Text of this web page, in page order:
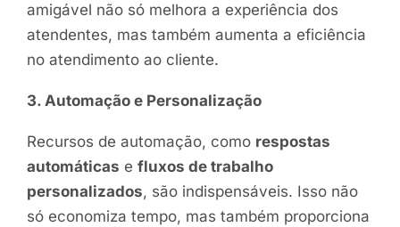
amigável não só melhora a experiência dos
atendentes, mas também aumenta a eficiência
no atendimento ao cliente.
3. Automação e Personalização
Recursos de automação, como respostas
automáticas e fluxos de trabalho
personalizados, são indispensáveis. Isso não
só economiza tempo, mas também proporciona